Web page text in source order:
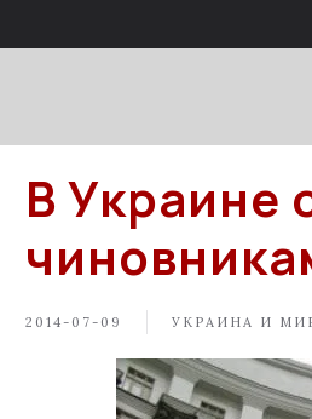
В Украине
2014-07-09 УКРАИНА И